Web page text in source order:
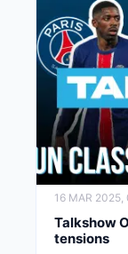
16 MAR 2025,
Talkshow
tensions